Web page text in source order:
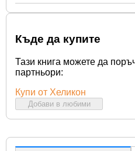
Къде да купите
Тази книга можете да
партньори:
Купи от Хеликон
Добави в любими